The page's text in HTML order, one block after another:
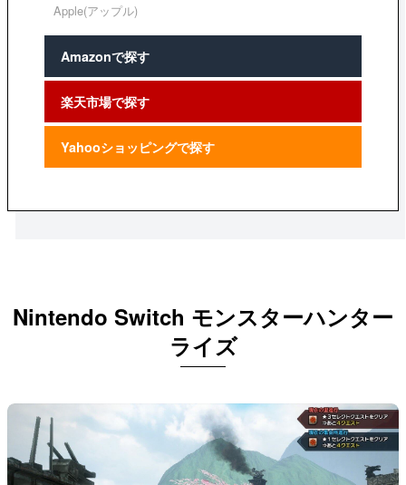
Apple(アップル)
Amazonで探す
楽天市場で探す
Yahooショッピングで探す
Nintendo Switch モンスターハンター
ライズ